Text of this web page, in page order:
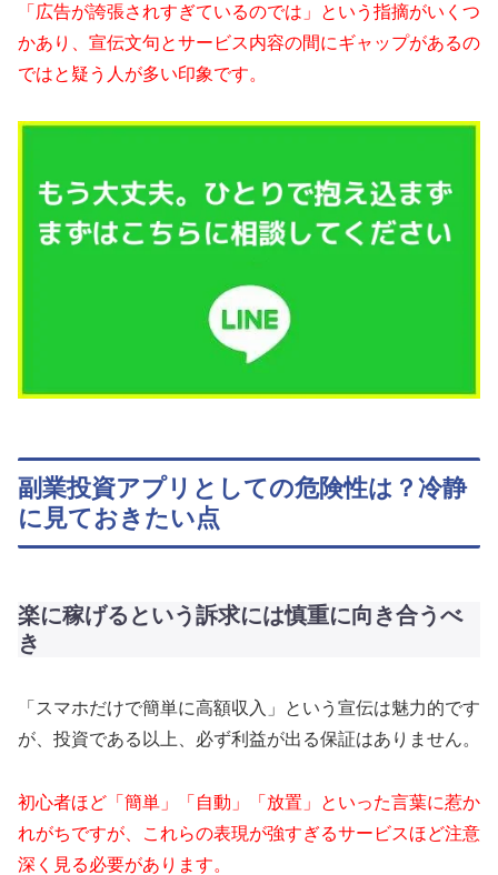
「広告が誇張されすぎているのでは」という指摘がいくつ
かあり、宣伝文句とサービス内容の間にギャップがあるの
ではと疑う人が多い印象です。
副業投資アプリとしての危険性は？冷静
に見ておきたい点
楽に稼げるという訴求には慎重に向き合うべ
き
「スマホだけで簡単に高額収入」という宣伝は魅力的です
が、投資である以上、必ず利益が出る保証はありません。
初心者ほど「簡単」「自動」「放置」といった言葉に惹か
れがちですが、これらの表現が強すぎるサービスほど注意
深く見る必要があります。